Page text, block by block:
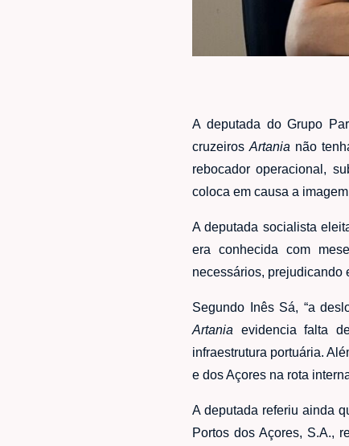
A deputada do Grupo
cruzeiros Artania não
rebocador operacional,
coloca em causa a
A deputada socialista
era conhecida com
necessários, prejudicando
Segundo Inês Sá, “a
Artania evidencia falta
infraestrutura portuária.
e dos Açores na rota
A deputada referiu ainda
Portos dos Açores, S.A.,